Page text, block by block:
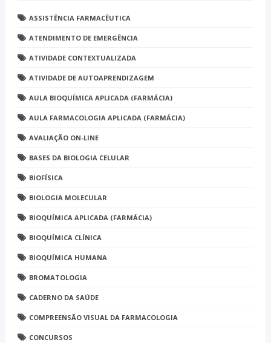
ASSISTÊNCIA FARMACÊUTICA
ATENDIMENTO DE EMERGÊNCIA
ATIVIDADE CONTEXTUALIZADA
ATIVIDADE DE AUTOAPRENDIZAGEM
AULA BIOQUÍMICA APLICADA (FARMÁCIA)
AULA FARMACOLOGIA APLICADA (FARMÁCIA)
AVALIAÇÃO ON-LINE
BASES DA BIOLOGIA CELULAR
BIOFÍSICA
BIOLOGIA MOLECULAR
BIOQUÍMICA APLICADA (FARMÁCIA)
BIOQUÍMICA CLÍNICA
BIOQUÍMICA HUMANA
BROMATOLOGIA
CADERNO DA SAÚDE
COMPREENSÃO VISUAL DA FARMACOLOGIA
CONCURSOS